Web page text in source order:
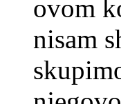
ovom
nisam